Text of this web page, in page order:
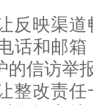
渠道
话和邮
的信访举
责任